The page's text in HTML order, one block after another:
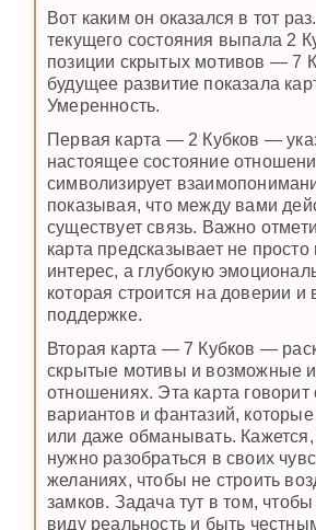
Вот каким он оказался в тот
текущего состояния выпала 2
позиции скрытых мотивов — 7
будущее развитие показала
Умеренность.
Первая карта — 2 Кубков —
настоящее состояние
символизирует
показывая, что между вами
существует связь. Важно
карта предсказывает не
интерес, а глубокую
которая строится на доверии и
поддержке.
Вторая карта — 7 Кубков —
скрытые мотивы и возможные
отношениях. Эта карта
вариантов и фантазий, которые
или даже обманывать.
нужно разобраться в своих
желаниях, чтобы не строить
замков. Задача тут в том, чтобы
виду реальность и быть